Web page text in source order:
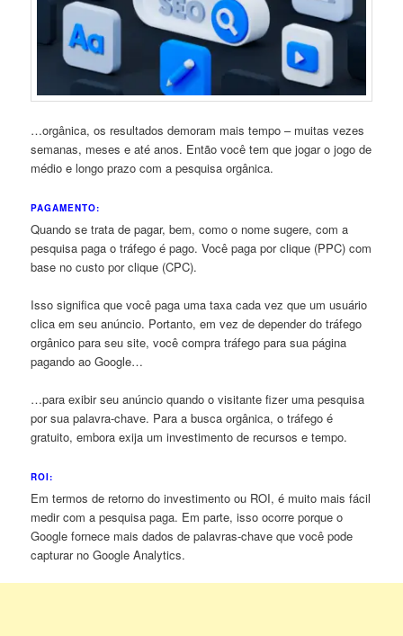
…orgânica, os resultados demoram mais tempo – muitas vezes
semanas, meses e até anos. Então você tem que jogar o jogo de
médio e longo prazo com a pesquisa orgânica.
PAGAMENTO:
Quando se trata de pagar, bem, como o nome sugere, com a
pesquisa paga o tráfego é pago. Você paga por clique (PPC) com
base no custo por clique (CPC).
Isso significa que você paga uma taxa cada vez que um usuário
clica em seu anúncio. Portanto, em vez de depender do tráfego
orgânico para seu site, você compra tráfego para sua página
pagando ao Google…
…para exibir seu anúncio quando o visitante fizer uma pesquisa
por sua palavra-chave. Para a busca orgânica, o tráfego é
gratuito, embora exija um investimento de recursos e tempo.
ROI:
Em termos de retorno do investimento ou ROI, é muito mais fácil
medir com a pesquisa paga. Em parte, isso ocorre porque o
Google fornece mais dados de palavras-chave que você pode
capturar no Google Analytics.